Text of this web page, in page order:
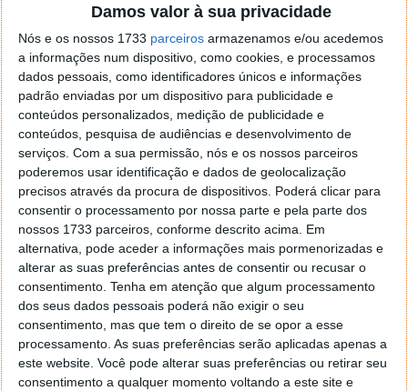
Damos valor à sua privacidade
Nós e os nossos 1733 parceiros armazenamos e/ou acedemos
a informações num dispositivo, como cookies, e processamos
dados pessoais, como identificadores únicos e informações
padrão enviadas por um dispositivo para publicidade e
conteúdos personalizados, medição de publicidade e
conteúdos, pesquisa de audiências e desenvolvimento de
serviços. Com a sua permissão, nós e os nossos parceiros
poderemos usar identificação e dados de geolocalização
precisos através da procura de dispositivos. Poderá clicar para
consentir o processamento por nossa parte e pela parte dos
nossos 1733 parceiros, conforme descrito acima. Em
alternativa, pode aceder a informações mais pormenorizadas e
alterar as suas preferências antes de consentir ou recusar o
consentimento. Tenha em atenção que algum processamento
dos seus dados pessoais poderá não exigir o seu
consentimento, mas que tem o direito de se opor a esse
processamento. As suas preferências serão aplicadas apenas a
este website. Você pode alterar suas preferências ou retirar seu
consentimento a qualquer momento voltando a este site e
de control tudo e nada. Tou a comecar a desesperar, ate ja
tentei apagar o explorer na tentativa de forçar o uso do
firefox mas em vao. Kaso te lembres de outra dica fico
agradecido, caso contrario obrigado a mesma
Responder
Vítor M.
7 de Novembro de 2005 às 01:39
@Reporter
Desculpa mas o link funciona. Seja como for segue por mail
o MSn Messenger 8.
Responder
Vítor M.
7 de Novembro de 2005 às 11:21
@Rui
Tens de encontrar o que te falei. Faz da seguinte maneira,
janela iniciar e no topo dessa janela com o botão direito do
rato faz propriedades. Depois no separador Menu ‘Iniciar’
clica no botão ‘Personalizar’ aí encontrarás no separador
geral a opção para escolheres o Browser com que queres